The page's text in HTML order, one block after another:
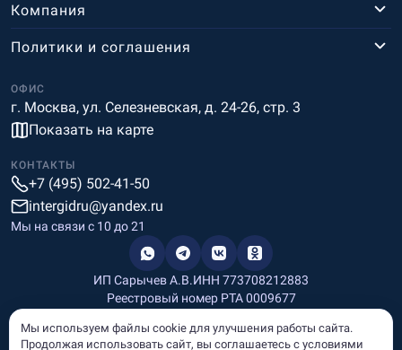
Компания
ОФИС
г. Москва, ул. Селезневская, д. 24-26, стр. 3
Показать на карте
Политики и соглашения
КОНТАКТЫ
+7 (495) 502-41-50
intergidru@yandex.ru
Мы на связи c 10 до 21
ИП Сарычев А.В.ИНН 773708212883
Реестровый номер РТА 0009677
Информация, размещённая на сайте, носит информационный
Мы используем файлы cookie для улучшения работы сайта.
Продолжая использовать сайт, вы соглашаетесь с условиями